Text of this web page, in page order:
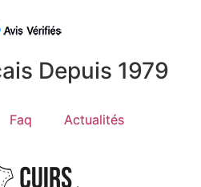
Depuis 1979
Faq Actualités